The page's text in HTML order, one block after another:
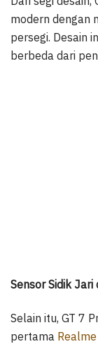
modern dengan
persegi. Desain
berbeda dari
Sensor Sidik
Selain itu, GT 7
pertama Realme